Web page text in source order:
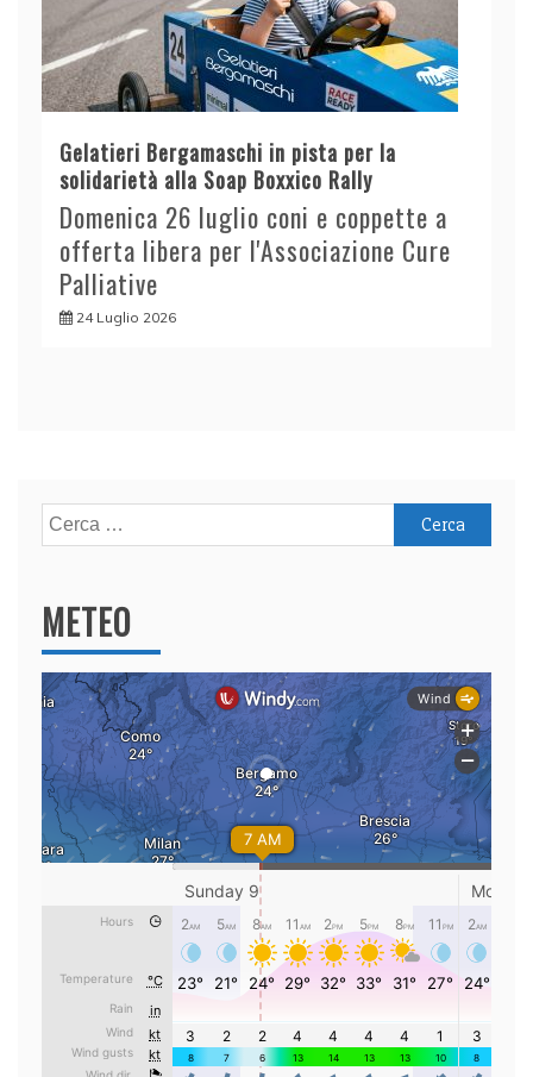
Gelatieri Bergamaschi in pista per la
solidarietà alla Soap Boxxico Rally
Domenica 26 luglio coni e coppette a
offerta libera per l'Associazione Cure
Palliative
24 Luglio 2026
Ricerca
per:
METEO